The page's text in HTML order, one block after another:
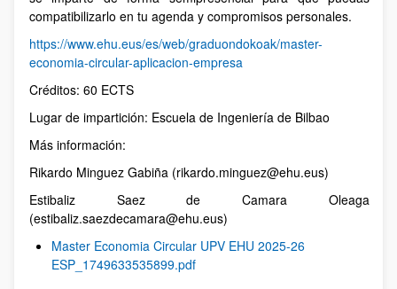
compatibilizarlo en tu agenda y compromisos personales.
https://www.ehu.eus/es/web/graduondokoak/master-
economia-circular-aplicacion-empresa
Créditos: 60 ECTS
Lugar de impartición: Escuela de Ingeniería de Bilbao
Más información:
Rikardo Minguez Gabiña (rikardo.minguez@ehu.eus)
Estibaliz Saez de Camara Oleaga
(estibaliz.saezdecamara@ehu.eus)
Master Economia Circular UPV EHU 2025-26
ESP_1749633535899.pdf